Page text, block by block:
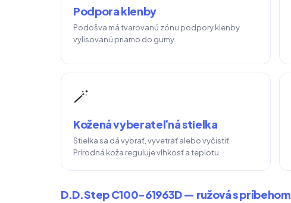
Podpora klenby
Podošva má tvarovanú zónu podpory klenby
vylisovanú priamo do gumy.
🪄
Kožená vyberateľná stielka
Stielka sa dá vybrať, vyvetrať alebo vyčistiť.
Prírodná koža reguluje vlhkosť a teplotu.
D.D.Step C100-61963D — ružová s príbehom